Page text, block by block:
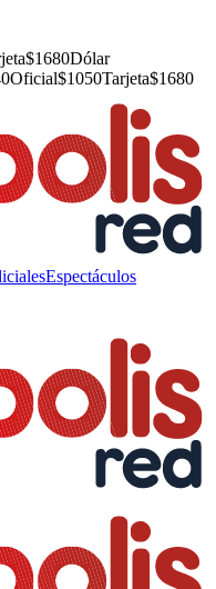
$1680Dólar
Oficial$1050Tarjeta$1680
Espectáculos